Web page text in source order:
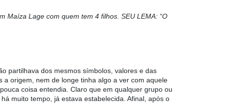
Maíza Lage com quem tem 4 filhos. SEU LEMA: “O
partilhava dos mesmos símbolos, valores e das
origem, nem de longe tinha algo a ver com aquele
coisa entendia. Claro que em qualquer grupo ou
muito tempo, já estava estabelecida. Afinal, após o